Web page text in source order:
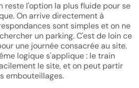
reste l'option la plus fluide pour se
On arrive directement à
sont simples et on ne
un parking. C'est de loin ce
une journée consacrée au site.
logique s'applique : le train
le site, et on peut partir
embouteillages.